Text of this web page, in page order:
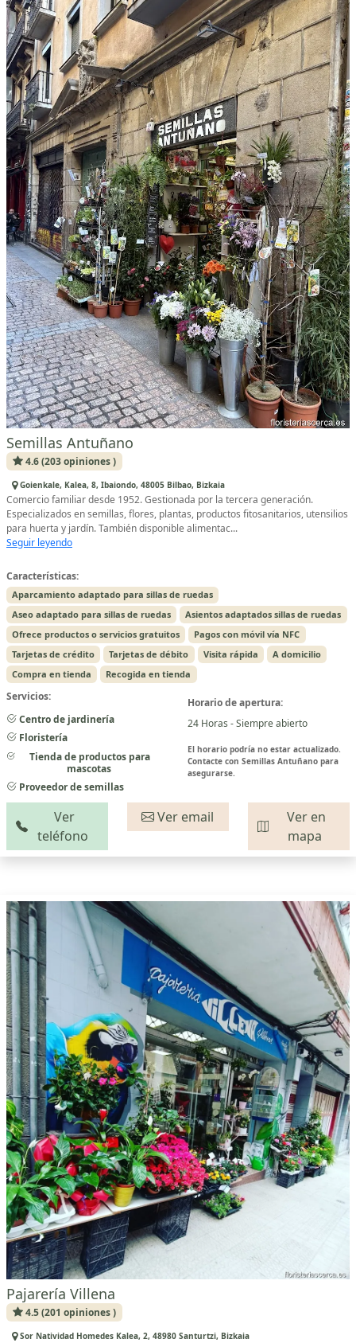
Semillas Antuñano
4.6 (203 opiniones )
Goienkale, Kalea, 8, Ibaiondo, 48005 Bilbao, Bizkaia
Comercio familiar desde 1952. Gestionada por la tercera generación.
Especializados en semillas, flores, plantas, productos fitosanitarios, utensilios
para huerta y jardín. También disponible alimentac...
Seguir leyendo
Características:
Aparcamiento adaptado para sillas de ruedas
Aseo adaptado para sillas de ruedas
Asientos adaptados sillas de ruedas
Ofrece productos o servicios gratuitos
Pagos con móvil vía NFC
Tarjetas de crédito
Tarjetas de débito Visita rápida
A domicilio
Compra en tienda
Recogida en tienda
Servicios:
Centro de jardinería
Floristería
Tienda de productos para
mascotas
Proveedor de semillas
Horario de apertura:
24 Horas - Siempre abierto
El horario podría no estar actualizado.
Contacte con Semillas Antuñano para
asegurarse.
Ver
teléfono
Ver email
Ver en
mapa
Pajarería Villena
4.5 (201 opiniones )
Sor Natividad Homedes Kalea, 2, 48980 Santurtzi, Bizkaia